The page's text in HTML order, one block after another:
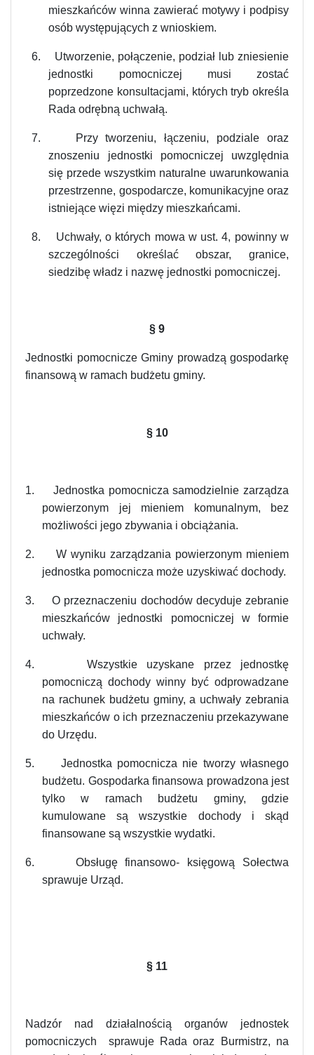
mieszkańców winna zawierać motywy i podpisy
osób występujących z wnioskiem.
6.
Utworzenie, połączenie, podział lub zniesienie
jednostki pomocniczej musi zostać
poprzedzone konsultacjami, których tryb określa
Rada odrębną uchwałą.
7.
Przy tworzeniu, łączeniu, podziale oraz
znoszeniu jednostki pomocniczej uwzględnia
się przede wszystkim naturalne uwarunkowania
przestrzenne, gospodarcze, komunikacyjne oraz
istniejące więzi między mieszkańcami.
8.
Uchwały, o których mowa w ust. 4, powinny w
szczególności określać obszar, granice,
siedzibę władz i nazwę jednostki pomocniczej.
§ 9
Jednostki pomocnicze Gminy prowadzą gospodarkę
finansową w ramach budżetu gminy.
§ 10
1.
Jednostka pomocnicza samodzielnie zarządza
powierzonym jej mieniem komunalnym, bez
możliwości jego zbywania i obciążania.
2.
W wyniku zarządzania powierzonym mieniem
jednostka pomocnicza może uzyskiwać dochody.
3.
O przeznaczeniu dochodów decyduje zebranie
mieszkańców jednostki pomocniczej w formie
uchwały.
4.
Wszystkie uzyskane przez jednostkę
pomocniczą dochody winny być odprowadzane
na rachunek budżetu gminy, a uchwały zebrania
mieszkańców o ich przeznaczeniu przekazywane
do Urzędu.
5.
Jednostka pomocnicza nie tworzy własnego
budżetu. Gospodarka finansowa prowadzona jest
tylko w ramach budżetu gminy, gdzie
kumulowane są wszystkie dochody i skąd
finansowane są wszystkie wydatki.
6.
Obsługę finansowo- księgową Sołectwa
sprawuje Urząd.
§ 11
Nadzór nad działalnością organów jednostek
pomocniczych sprawuje Rada oraz Burmistrz, na